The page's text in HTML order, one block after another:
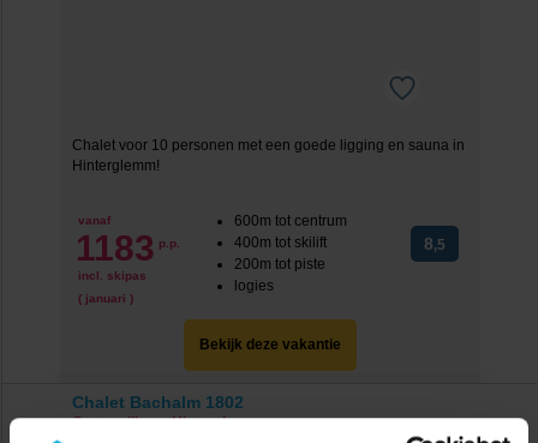
Chalet voor 10 personen met een goede ligging en sauna in
Hinterglemm!
vanaf
1183 p.p.
incl. skipas
( januari )
600m tot centrum
400m tot skilift
200m tot piste
logies
8,5
Bekijk deze vakantie
Chalet Bachalm 1802
Oostenrijk Hinterglemm